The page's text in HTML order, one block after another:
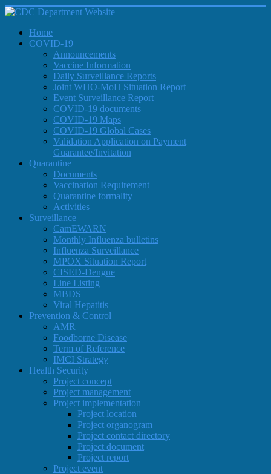
Home
COVID-19
Announcements
Vaccine Information
Daily Surveillance Reports
Joint WHO-MoH Situation Report
Event Surveillance Report
COVID-19 documents
COVID-19 Maps
COVID-19 Global Cases
Validation Application on Payment
Guarantee/Invitation
Quarantine
Documents
Vaccination Requirement
Quarantine formality
Activities
Surveillance
CamEWARN
Monthly Influenza bulletins
Influenza Surveillance
MPOX Situation Report
CISED-Dengue
Line Listing
MBDS
Viral Hepatitis
Prevention & Control
AMR
Foodborne Disease
Term of Reference
IMCI Strategy
Health Security
Project concept
Project management
Project implementation
Project location
Project organogram
Project contact directory
Project document
Project report
Project event